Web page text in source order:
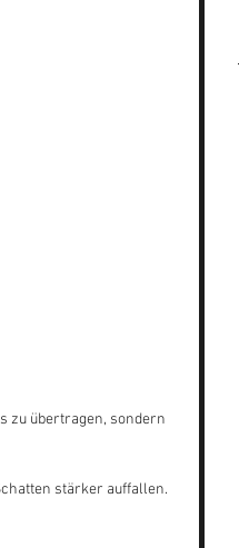
zu übertragen, sondern
stärker auffallen.